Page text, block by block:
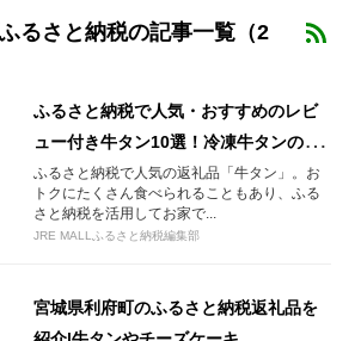
るさと納税の記事一覧（2
ふるさと納税で人気・おすすめのレビ
ュー付き牛タン10選！冷凍牛タンの解
凍方法もご紹介
ふるさと納税で人気の返礼品「牛タン」。お
トクにたくさん食べられることもあり、ふる
さと納税を活用してお家で...
JRE MALLふるさと納税編集部
宮城県利府町のふるさと納税返礼品を